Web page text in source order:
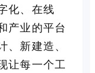
化、在线
产业的平台
新建造、
让每一个工